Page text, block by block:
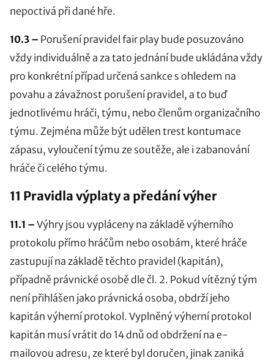
nepoctivá při dané hře.
10.3 – Porušení pravidel fair play bude posuzováno
vždy individuálně a za tato jednání bude ukládána vždy
pro konkrétní případ určená sankce s ohledem na
povahu a závažnost porušení pravidel, a to buď
jednotlivému hráči, týmu, nebo členům organizačního
týmu. Zejména může být udělen trest kontumace
zápasu, vyloučení týmu ze soutěže, ale i zabanování
hráče či celého týmu.
11 Pravidla výplaty a předání výher
11.1 – Výhry jsou vypláceny na základě výherního
protokolu přímo hráčům nebo osobám, které hráče
zastupují na základě těchto pravidel (kapitán),
případně právnické osobě dle čl. 2. Pokud vítězný tým
není přihlášen jako právnická osoba, obdrží jeho
kapitán výherní protokol. Vyplněný výherní protokol
kapitán musí vrátit do 14 dnů od obdržení na e-
mailovou adresu, ze které byl doručen, jinak zaniká